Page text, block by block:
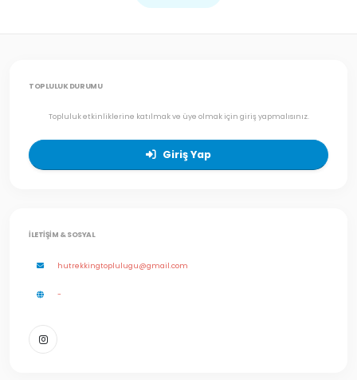
TOPLULUK DURUMU
Topluluk etkinliklerine katılmak ve üye olmak için giriş yapmalısınız.
Giriş Yap
İLETIŞIM & SOSYAL
hutrekkingtoplulugu@gmail.com
-